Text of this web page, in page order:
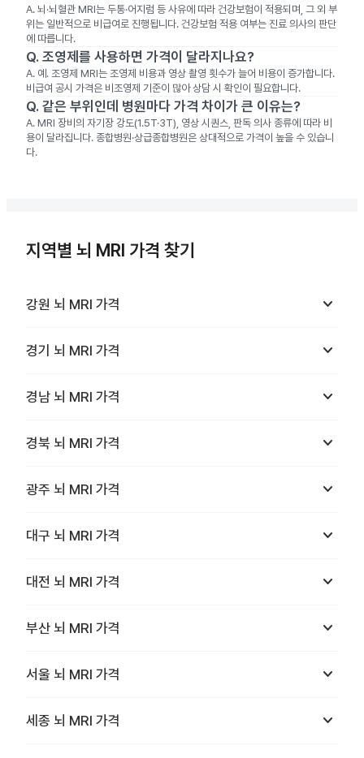
A. 뇌·뇌혈관 MRI는 두통·어지럼 등 사유에 따라 건강보험이 적용되며, 그 외 부
위는 일반적으로 비급여로 진행됩니다. 건강보험 적용 여부는 진료 의사의 판단
에 따릅니다.
Q. 조영제를 사용하면 가격이 달라지나요?
A. 예. 조영제 MRI는 조영제 비용과 영상 촬영 횟수가 늘어 비용이 증가합니다.
비급여 공시 가격은 비조영제 기준이 많아 상담 시 확인이 필요합니다.
Q. 같은 부위인데 병원마다 가격 차이가 큰 이유는?
A. MRI 장비의 자기장 강도(1.5T·3T), 영상 시퀀스, 판독 의사 종류에 따라 비
용이 달라집니다. 종합병원·상급종합병원은 상대적으로 가격이 높을 수 있습니
다.
지역별 뇌 MRI 가격 찾기
강원 뇌 MRI 가격 keyboard_arrow_down
경기 뇌 MRI 가격 keyboard_arrow_down
경남 뇌 MRI 가격 keyboard_arrow_down
경북 뇌 MRI 가격 keyboard_arrow_down
광주 뇌 MRI 가격 keyboard_arrow_down
대구 뇌 MRI 가격 keyboard_arrow_down
대전 뇌 MRI 가격 keyboard_arrow_down
부산 뇌 MRI 가격 keyboard_arrow_down
서울 뇌 MRI 가격 keyboard_arrow_down
세종 뇌 MRI 가격 keyboard_arrow_down